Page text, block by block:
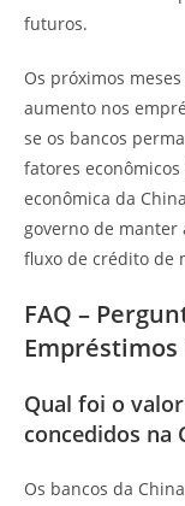
futuros.
Os próximos
aumento nos
se os bancos
fatores
econômica da
governo de manter
fluxo de crédito de
FAQ –
Empréstimos
Qual foi o
concedidos na
Os bancos da